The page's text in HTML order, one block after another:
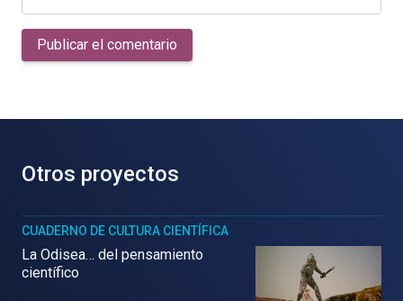
Publicar el comentario
Otros proyectos
CUADERNO DE CULTURA CIENTÍFICA
La Odisea… del pensamiento
científico